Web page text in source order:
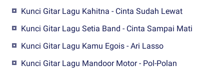
Kunci Gitar Lagu Kahitna - Cinta Sudah Lewat
Kunci Gitar Lagu Setia Band - Cinta Sampai Mati
Kunci Gitar Lagu Kamu Egois - Ari Lasso
Kunci Gitar Lagu Mandoor Motor - Pol-Polan